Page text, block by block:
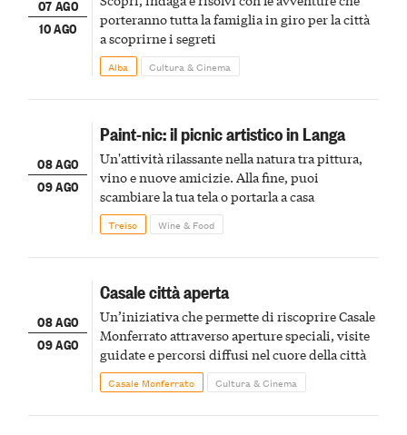
07 AGO
10 AGO
porteranno tutta la famiglia in giro per la città
a scoprirne i segreti
Alba Cultura & Cinema
08 AGO
09 AGO
Paint-nic: il picnic artistico in Langa
Un'attività rilassante nella natura tra pittura,
vino e nuove amicizie. Alla fine, puoi
scambiare la tua tela o portarla a casa
Treiso Wine & Food
08 AGO
09 AGO
Casale città aperta
Un’iniziativa che permette di riscoprire Casale
Monferrato attraverso aperture speciali, visite
guidate e percorsi diffusi nel cuore della città
Casale Monferrato Cultura & Cinema